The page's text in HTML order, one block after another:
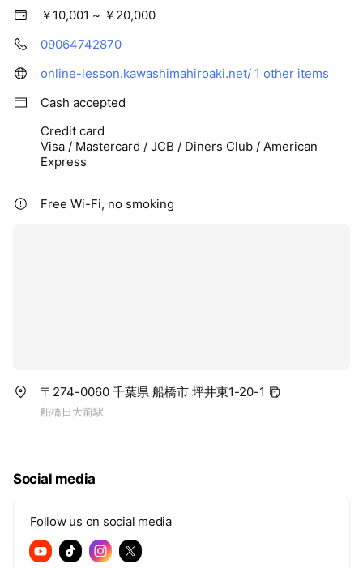
￥10,001 ~ ￥20,000
09064742870
online-lesson.kawashimahiroaki.net/ 1 other items
Cash accepted
Credit card
Visa / Mastercard / JCB / Diners Club / American
Express
Free Wi-Fi, no smoking
〒274-0060 千葉県 船橋市 坪井東1-20-1
船橋日大前駅
Social media
Follow us on social media